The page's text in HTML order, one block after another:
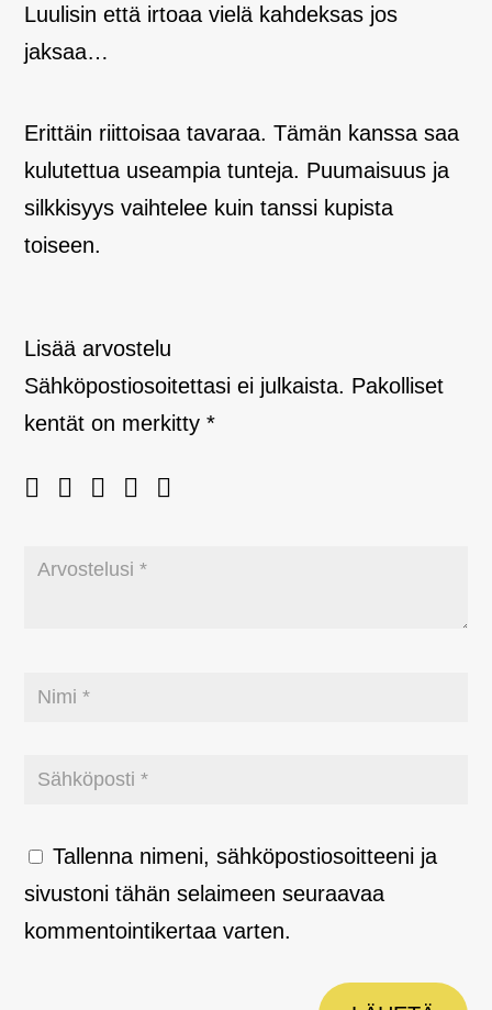
Luulisin että irtoaa vielä kahdeksas jos
jaksaa…
Erittäin riittoisaa tavaraa. Tämän kanssa saa
kulutettua useampia tunteja. Puumaisuus ja
silkkisyys vaihtelee kuin tanssi kupista
toiseen.
Lisää arvostelu
Sähköpostiosoitettasi ei julkaista. Pakolliset
kentät on merkitty*
Tallenna nimeni, sähköpostiosoitteeni ja
sivustoni tähän selaimeen seuraavaa
kommentointikertaa varten.